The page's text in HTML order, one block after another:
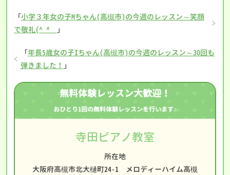
「小学３年女の子Mちゃん(高槻市)の今週のレッスン～笑顔
で敬礼(^_^ゞ
」
「年長5歳女の子Iちゃん(高槻市)の今週のレッスン～30回も
弾きました！ 」
無料体験レッスン大歓迎！
おひとり1回の無料体験レッスンを行います♪
寺田ピアノ教室
所在地
大阪府高槻市北大樋町24-1 メロディーハイム高槻